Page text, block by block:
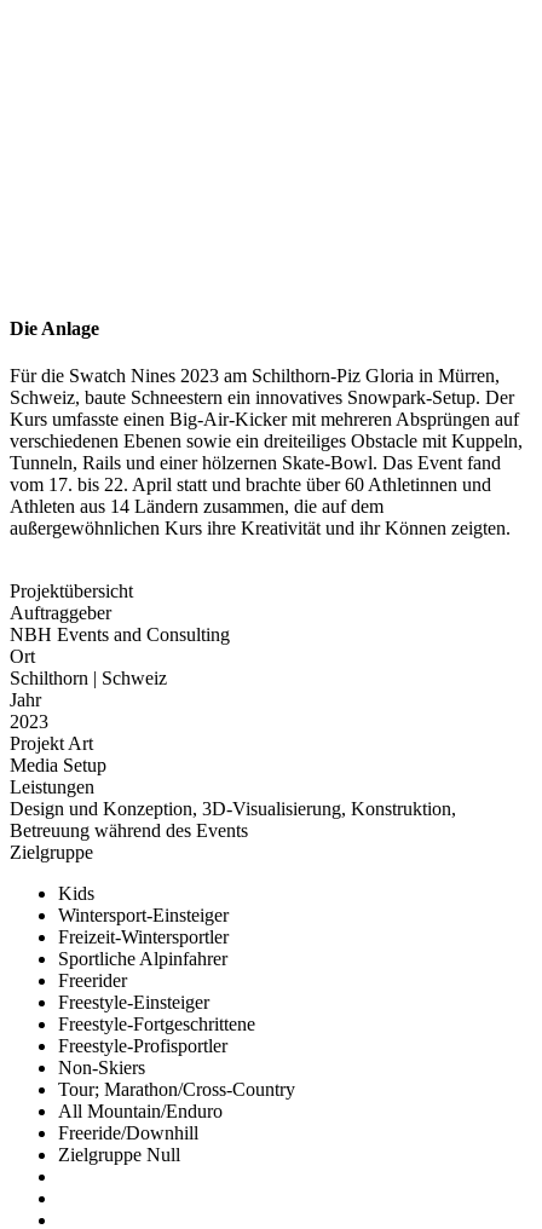
Die Anlage
Für die Swatch Nines 2023 am Schilthorn-Piz Gloria in Mürren,
Schweiz, baute Schneestern ein innovatives Snowpark-Setup. Der
Kurs umfasste einen Big-Air-Kicker mit mehreren Absprüngen auf
verschiedenen Ebenen sowie ein dreiteiliges Obstacle mit Kuppeln,
Tunneln, Rails und einer hölzernen Skate-Bowl. Das Event fand
vom 17. bis 22. April statt und brachte über 60 Athletinnen und
Athleten aus 14 Ländern zusammen, die auf dem
außergewöhnlichen Kurs ihre Kreativität und ihr Können zeigten.
Projektübersicht
Auftraggeber
NBH Events and Consulting
Ort
Schilthorn | Schweiz
Jahr
2023
Projekt Art
Media Setup
Leistungen
Design und Konzeption, 3D-Visualisierung, Konstruktion,
Betreuung während des Events
Zielgruppe
Kids
Wintersport-Einsteiger
Freizeit-Wintersportler
Sportliche Alpinfahrer
Freerider
Freestyle-Einsteiger
Freestyle-Fortgeschrittene
Freestyle-Profisportler
Non-Skiers
Tour; Marathon/Cross-Country
All Mountain/Enduro
Freeride/Downhill
Zielgruppe Null